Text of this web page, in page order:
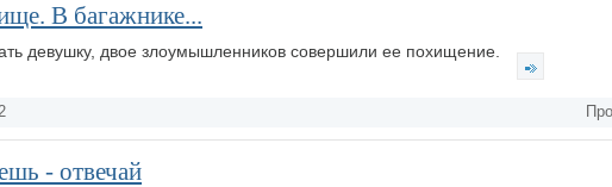
В багажнике...
девушку, двое злоумышленников совершили ее похищение.
- отвечай